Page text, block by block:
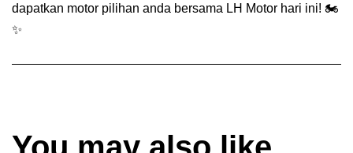
dapatkan motor pilihan anda bersama LH Motor hari ini! 🏍️
✨